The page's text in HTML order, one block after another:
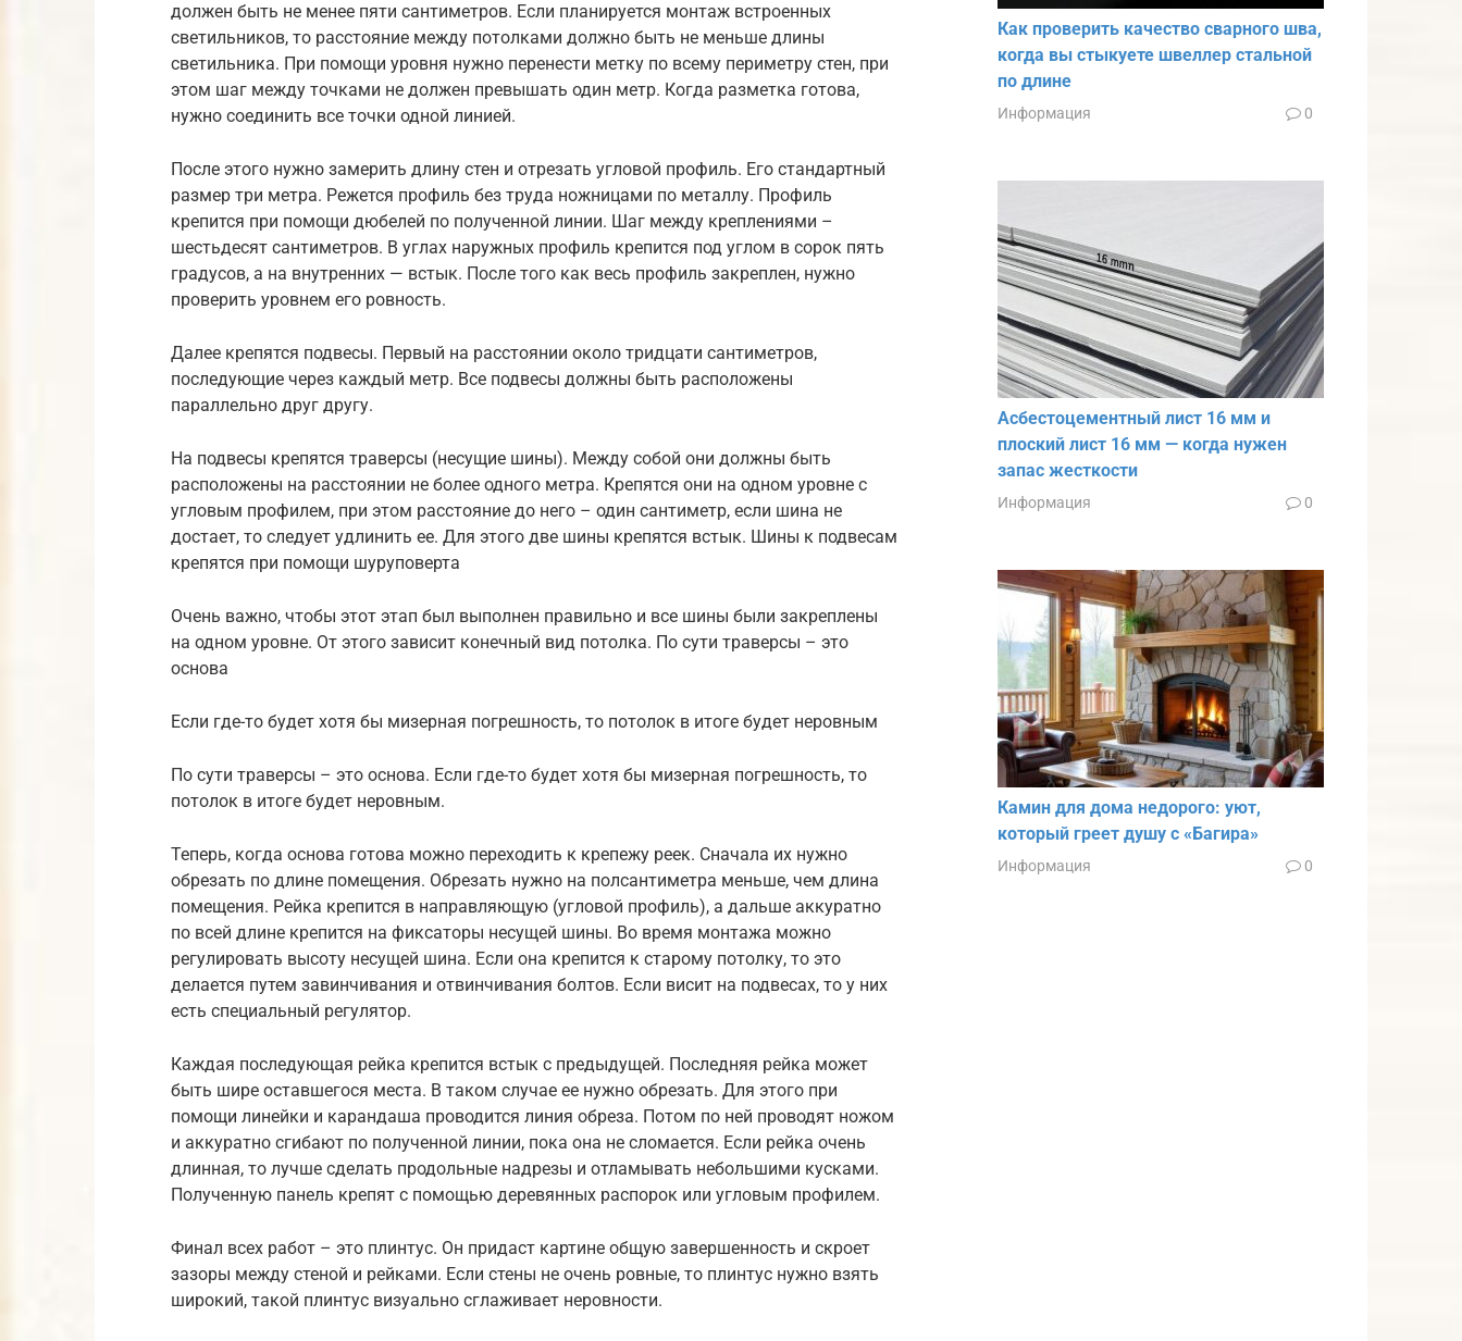
должен быть не менее пяти сантиметров. Если планируется монтаж встроенных
светильников, то расстояние между потолками должно быть не меньше длины
светильника. При помощи уровня нужно перенести метку по всему периметру стен, при
этом шаг между точками не должен превышать один метр. Когда разметка готова,
нужно соединить все точки одной линией.
После этого нужно замерить длину стен и отрезать угловой профиль. Его стандартный
размер три метра. Режется профиль без труда ножницами по металлу. Профиль
крепится при помощи дюбелей по полученной линии. Шаг между креплениями –
шестьдесят сантиметров. В углах наружных профиль крепится под углом в сорок пять
градусов, а на внутренних — встык. После того как весь профиль закреплен, нужно
проверить уровнем его ровность.
Далее крепятся подвесы. Первый на расстоянии около тридцати сантиметров,
последующие через каждый метр. Все подвесы должны быть расположены
параллельно друг другу.
На подвесы крепятся траверсы (несущие шины). Между собой они должны быть
расположены на расстоянии не более одного метра. Крепятся они на одном уровне с
угловым профилем, при этом расстояние до него – один сантиметр, если шина не
достает, то следует удлинить ее. Для этого две шины крепятся встык. Шины к подвесам
крепятся при помощи шуруповерта
Очень важно, чтобы этот этап был выполнен правильно и все шины были закреплены
на одном уровне. От этого зависит конечный вид потолка. По сути траверсы – это
основа
Если где-то будет хотя бы мизерная погрешность, то потолок в итоге будет неровным
По сути траверсы – это основа. Если где-то будет хотя бы мизерная погрешность, то
потолок в итоге будет неровным.
Теперь, когда основа готова можно переходить к крепежу реек. Сначала их нужно
обрезать по длине помещения. Обрезать нужно на полсантиметра меньше, чем длина
помещения. Рейка крепится в направляющую (угловой профиль), а дальше аккуратно
по всей длине крепится на фиксаторы несущей шины. Во время монтажа можно
регулировать высоту несущей шина. Если она крепится к старому потолку, то это
делается путем завинчивания и отвинчивания болтов. Если висит на подвесах, то у них
есть специальный регулятор.
Каждая последующая рейка крепится встык с предыдущей. Последняя рейка может
быть шире оставшегося места. В таком случае ее нужно обрезать. Для этого при
помощи линейки и карандаша проводится линия обреза. Потом по ней проводят ножом
и аккуратно сгибают по полученной линии, пока она не сломается. Если рейка очень
длинная, то лучше сделать продольные надрезы и отламывать небольшими кусками.
Полученную панель крепят с помощью деревянных распорок или угловым профилем.
Финал всех работ – это плинтус. Он придаст картине общую завершенность и скроет
зазоры между стеной и рейками. Если стены не очень ровные, то плинтус нужно взять
широкий, такой плинтус визуально сглаживает неровности.
Как проверить качество сварного шва,
когда вы стыкуете швеллер стальной
по длине
Информация 0
Асбестоцементный лист 16 мм и
плоский лист 16 мм — когда нужен
запас жесткости
Информация 0
Камин для дома недорого: уют,
который греет душу с «Багира»
Информация 0